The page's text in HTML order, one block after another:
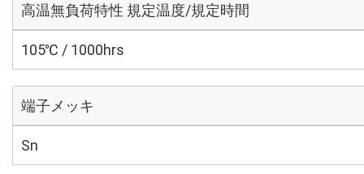
高温無負荷特性 規定温度/規定時間
105℃ / 1000hrs
端子メッキ
Sn